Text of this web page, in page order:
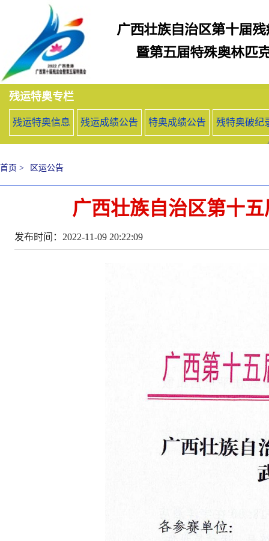
残运特奥专栏
残运特奥信息 残运成绩公告 特奥成绩公告 残特奥破纪
首页 > 区运公告
广西壮族自治区第十
发布时间：2022-11-09 20:22:09